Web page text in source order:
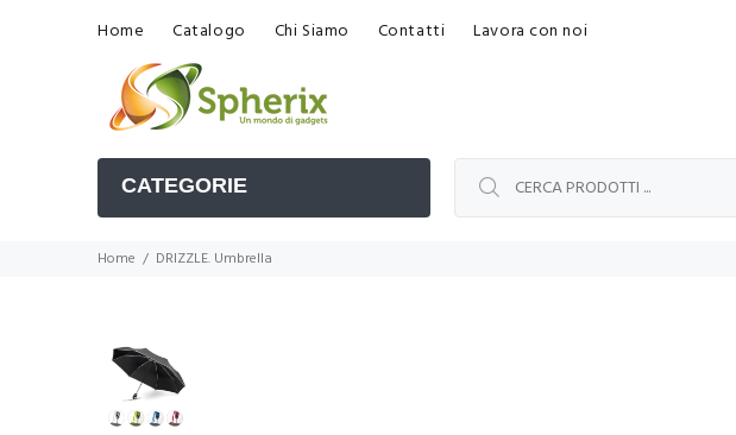
Home Catalogo Chi Siamo Contatti Lavora con noi
CATEGORIE
Home DRIZZLE. Umbrella